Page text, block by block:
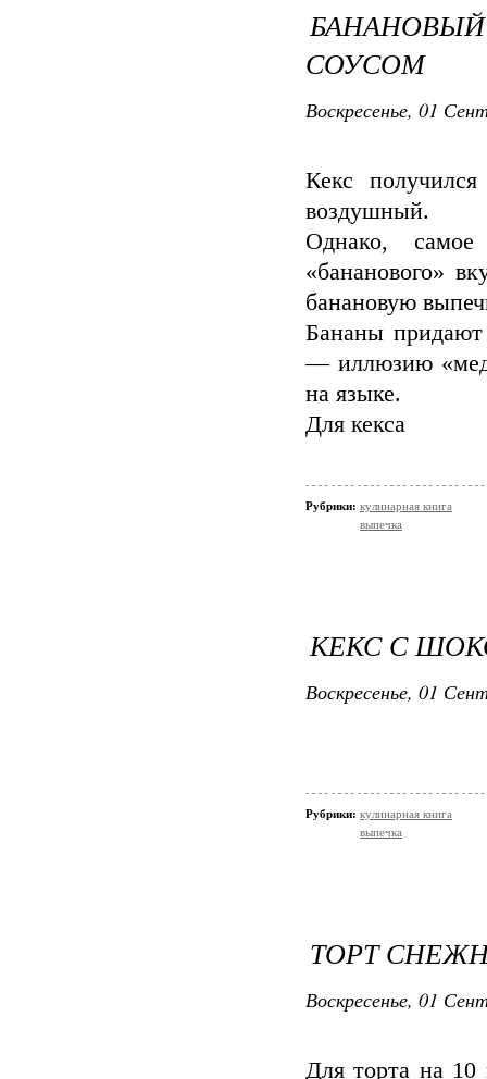
СОУСОМ
Воскресенье, 01
Кекс
воздушный.
Однако,
«бананового»
банановую
Бананы
— иллюзию
на языке.
Для кекса
Рубрики: кулинарная книга
выпечка
КЕКС С
Воскресенье, 01
Рубрики: кулинарная книга
выпечка
ТОРТ
Воскресенье, 01
Для торта на 10